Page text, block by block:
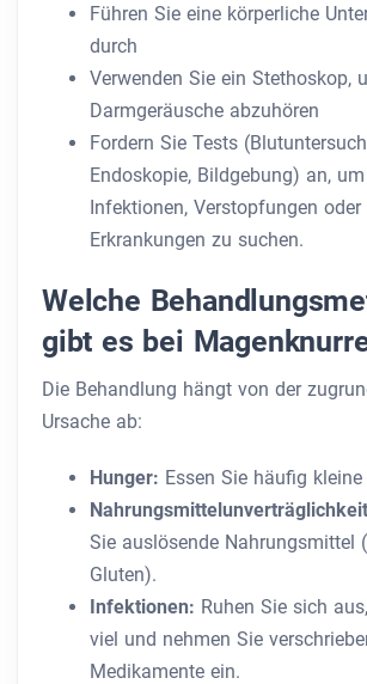
Führen Sie eine körperliche
durch
Verwenden Sie ein Stethoskop,
Darmgeräusche abzuhören
Fordern Sie Tests
Endoskopie, Bildgebung) an,
Infektionen, Verstopfungen
Erkrankungen zu suchen.
Welche
gibt es bei
Die Behandlung hängt von der
Ursache ab:
Hunger: Essen Sie häufig
Sie auslösende Nahrungsmittel
Gluten).
Infektionen: Ruhen Sie sich
viel und nehmen Sie
Medikamente ein.